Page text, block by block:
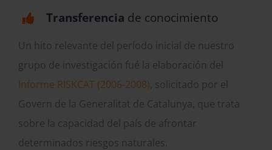
Transferencia de conocimiento
Un hito relevante del período inicial de nuestro
grupo de investigación fué la elaboración del
Informe RISKCAT (2006-2008), solicitado por el
Govern de la Generalitat de Catalunya, que trata
sobre la capacidad del país de afrontar
determinados riesgos naturales.